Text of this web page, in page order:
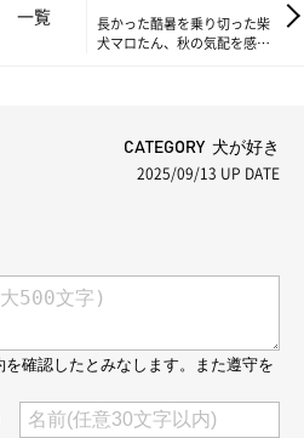
一覧
長かった酷暑を乗り切った柴
犬マロたん、秋の気配を感じ
CATEGORY 犬が好き
2025/09/13 UP DATE